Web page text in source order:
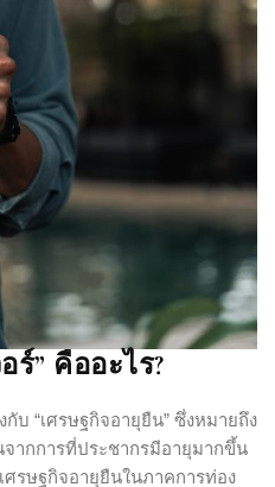
ร์” คืออะไร?
กับ “เศรษฐกิจอายุยืน” ซึ่งหมายถึง
ากการที่ประชากรมีอายุมากขึ้น
ศรษฐกิจอายุยืนในภาคการท่อง